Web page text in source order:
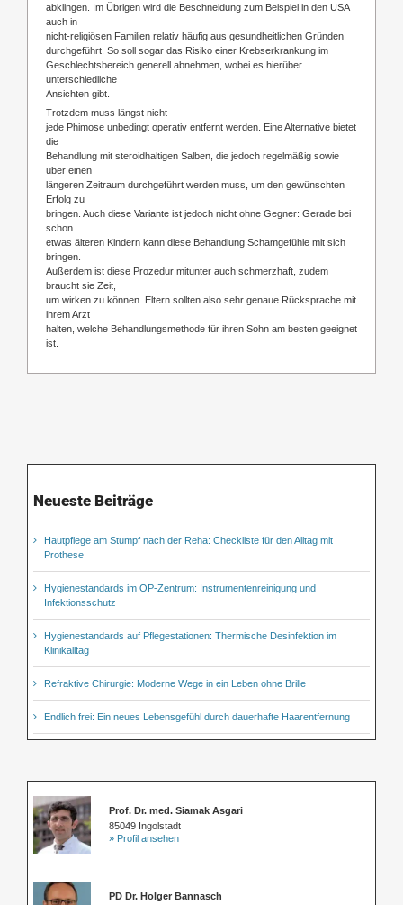
abklingen. Im Übrigen wird die Beschneidung zum Beispiel in den USA
auch in
nicht-religiösen Familien relativ häufig aus gesundheitlichen Gründen
durchgeführt. So soll sogar das Risiko einer Krebserkrankung im
Geschlechtsbereich generell abnehmen, wobei es hierüber
unterschiedliche
Ansichten gibt.
Trotzdem muss längst nicht
jede Phimose unbedingt operativ entfernt werden. Eine Alternative bietet
die
Behandlung mit steroidhaltigen Salben, die jedoch regelmäßig sowie
über einen
längeren Zeitraum durchgeführt werden muss, um den gewünschten
Erfolg zu
bringen. Auch diese Variante ist jedoch nicht ohne Gegner: Gerade bei
schon
etwas älteren Kindern kann diese Behandlung Schamgefühle mit sich
bringen.
Außerdem ist diese Prozedur mitunter auch schmerzhaft, zudem
braucht sie Zeit,
um wirken zu können. Eltern sollten also sehr genaue Rücksprache mit
ihrem Arzt
halten, welche Behandlungsmethode für ihren Sohn am besten geeignet
ist.
Neueste Beiträge
Hautpflege am Stumpf nach der Reha: Checkliste für den Alltag mit
Prothese
Hygienestandards im OP-Zentrum: Instrumentenreinigung und
Infektionsschutz
Hygienestandards auf Pflegestationen: Thermische Desinfektion im
Klinikalltag
Refraktive Chirurgie: Moderne Wege in ein Leben ohne Brille
Endlich frei: Ein neues Lebensgefühl durch dauerhafte Haarentfernung
Prof. Dr. med. Siamak Asgari
85049 Ingolstadt
» Profil ansehen
PD Dr. Holger Bannasch